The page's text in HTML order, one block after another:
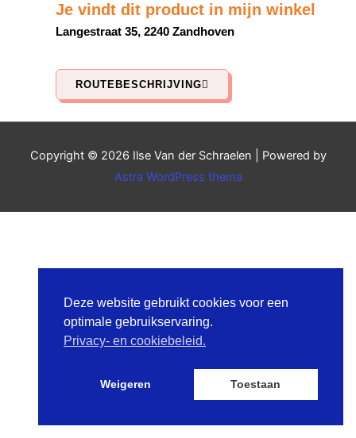
Je vindt dit product in mijn winkel
Langestraat 35, 2240 Zandhoven
ROUTEBESCHRIJVING
Copyright © 2026 Ilse Van der Schraelen | Powered by
Astra WordPress thema
Deze website gebruikt cookies voor een
optimale gebruikservaring.
Privacy- en cookiebeleid.
Weigeren Toestaan